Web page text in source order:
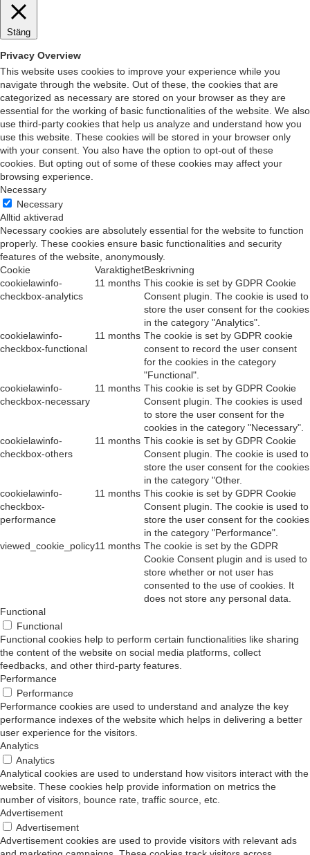
Stäng
Privacy Overview
This website uses cookies to improve your experience while you
navigate through the website. Out of these, the cookies that are
categorized as necessary are stored on your browser as they are
essential for the working of basic functionalities of the website. We also
use third-party cookies that help us analyze and understand how you
use this website. These cookies will be stored in your browser only
with your consent. You also have the option to opt-out of these
cookies. But opting out of some of these cookies may affect your
browsing experience.
Necessary
Necessary
Alltid aktiverad
Necessary cookies are absolutely essential for the website to function
properly. These cookies ensure basic functionalities and security
features of the website, anonymously.
Cookie
VaraktighetBeskrivning
cookielawinfo-
checkbox-analytics
11 months This cookie is set by GDPR Cookie
Consent plugin. The cookie is used to
store the user consent for the cookies
in the category "Analytics".
cookielawinfo-
checkbox-functional
11 months The cookie is set by GDPR cookie
consent to record the user consent
for the cookies in the category
"Functional".
cookielawinfo-
checkbox-necessary
11 months This cookie is set by GDPR Cookie
Consent plugin. The cookies is used
to store the user consent for the
cookies in the category "Necessary".
cookielawinfo-
checkbox-others
11 months This cookie is set by GDPR Cookie
Consent plugin. The cookie is used to
store the user consent for the cookies
in the category "Other.
cookielawinfo-
checkbox-
performance
11 months This cookie is set by GDPR Cookie
Consent plugin. The cookie is used to
store the user consent for the cookies
in the category "Performance".
viewed_cookie_policy11 months The cookie is set by the GDPR
Cookie Consent plugin and is used to
store whether or not user has
consented to the use of cookies. It
does not store any personal data.
Functional
Functional
Functional cookies help to perform certain functionalities like sharing
the content of the website on social media platforms, collect
feedbacks, and other third-party features.
Performance
Performance
Performance cookies are used to understand and analyze the key
performance indexes of the website which helps in delivering a better
user experience for the visitors.
Analytics
Analytics
Analytical cookies are used to understand how visitors interact with the
website. These cookies help provide information on metrics the
number of visitors, bounce rate, traffic source, etc.
Advertisement
Advertisement
Advertisement cookies are used to provide visitors with relevant ads